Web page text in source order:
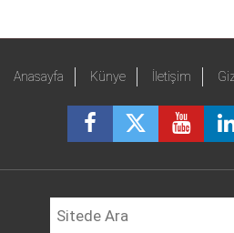
Anasayfa Künye İletişim